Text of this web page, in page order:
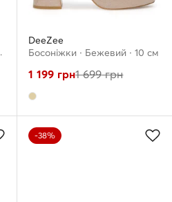
DeeZee
Босоніжки · Бежевий · 10 см
1 199 грн1 699грн
-38%